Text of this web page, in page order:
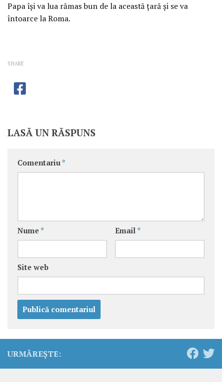
Papa îşi va lua rămas bun de la această ţară şi se va
întoarce la Roma.
SHARE
LASĂ UN RĂSPUNS
Comentariu *
Nume * Email *
Site web
URMĂREȘTE: